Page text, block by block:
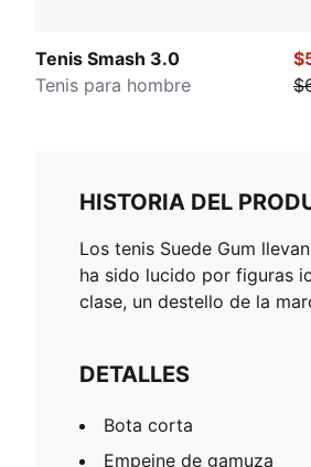
Tenis Smash 3.0
Tenis para hombre
HISTORIA DEL
Los tenis Suede Gum
ha sido lucido por figuras
clase, un destello de la
DETALLES
Bota corta
Empeine de gamuza